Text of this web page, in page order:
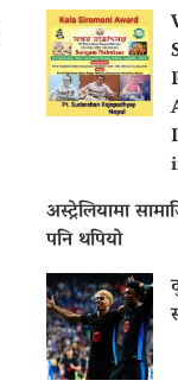
अस्ट्रेलियामा
पनि थपियो